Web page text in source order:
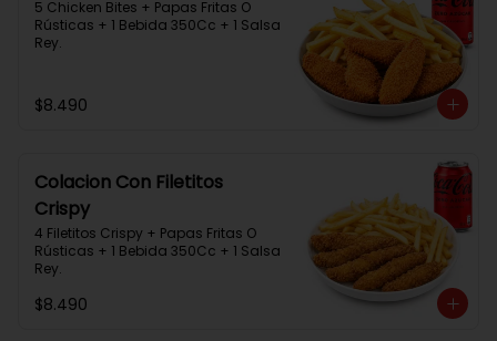
5 Chicken Bites + Papas Fritas O
Rústicas + 1 Bebida 350Cc + 1 Salsa
Rey.
$8.490
Colacion Con Filetitos
Crispy
4 Filetitos Crispy + Papas Fritas O
Rústicas + 1 Bebida 350Cc + 1 Salsa
Rey.
$8.490